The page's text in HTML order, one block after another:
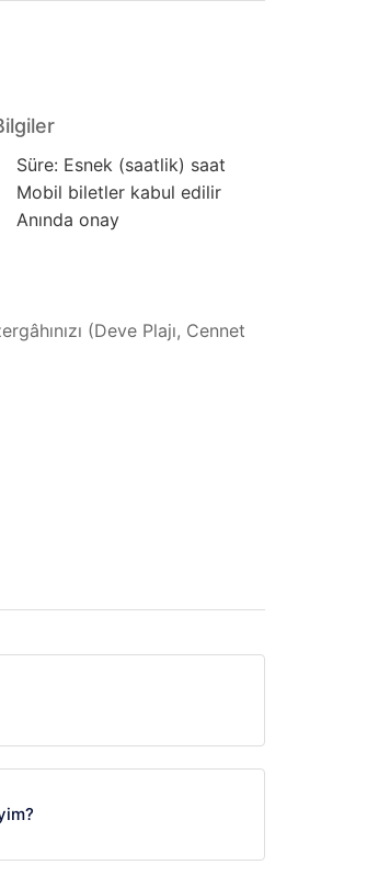
Süre: Esnek (saatlik) saat
Mobil biletler kabul edilir
Anında onay
(Deve Plajı, Cennet